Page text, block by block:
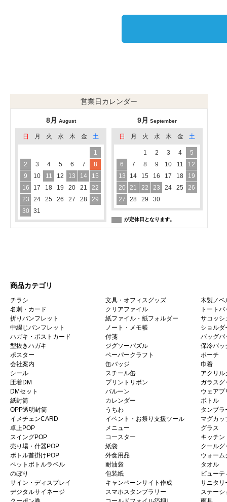
営業日カレンダー
8月 August
日 月 火 水 木 金 土
1
2
3 4 5 6 7
8
9
10 11 12 13 14
15
16
17 18 19 20 21
22
23
24 25 26 27 28
29
30
31
9月 September
日 月 火 水 木 金 土
1 2 3 4
5
6
7 8 9 10 11
12
13
14 15 16 17 18
19
20
21 22 23 24 25
26
27
28 29 30
が定休日となります。
商品カテゴリ
チラシ
名刺・カード
折りパンフレット
中綴じパンフレット
ハガキ・ポストカード
型抜きハガキ
ポスター
会社案内
シール
圧着DM
DMセット
紙封筒
OPP透明封筒
イメチェンCARD
卓上POP
スイングPOP
売り場・什器POP
ボトル首掛けPOP
ペットボトルラベル
のぼり
サイン・ディスプレイ
デジタルサイネージ
文具・オフィスグッズ
クリアファイル
紙ファイル・紙フォルダー
ノート・メモ帳
付箋
ジグソーパズル
ペーパークラフト
缶バッジ
スチール缶
プリントリボン
バルーン
カレンダー
うちわ
イベント・お祭り支援ツール
メニュー
コースター
紙袋
外食用品
耐油袋
包装紙
キャンペーンサイト作成
スマホスタンプラリー
木製ノベ
トートバ
サコッシ
ショルダ
バッグパ
保冷バッ
ポーチ
巾着
アクリル
ガラスグ
ウェアプ
ボトル
タンブラ
マグカッ
グラス
キッチン
クールグ
ウォーム
タオル
ビューテ
サニタリ
ステーシ